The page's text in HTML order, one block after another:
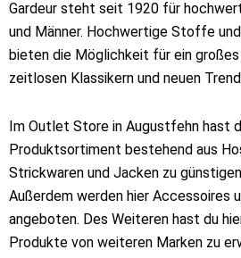
Gardeur steht seit 1920 für
und Männer. Hochwertige Stoffe
bieten die Möglichkeit für ein
zeitlosen Klassikern und neuen
Im Outlet Store in Augustfehn hast
Produktsortiment bestehend aus
Strickwaren und Jacken zu
Außerdem werden hier Accessoires
angeboten. Des Weiteren hast du
Produkte von weiteren Marken zu